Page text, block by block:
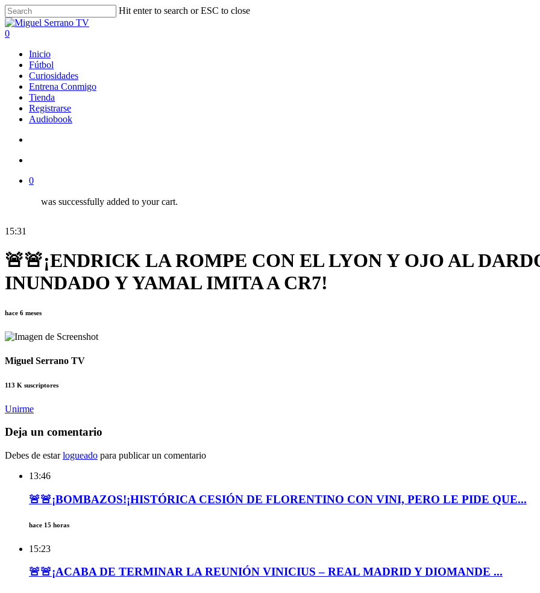
Skip
to
main
Hit enter to search or ESC to close
Close
Search
search
account
0
Inicio
Fútbol
Curiosidades
Entrena Conmigo
Tienda
Registrarse
Audiobook
0
was successfully added to your cart.
15:31
🚨🚨¡ENDRICK LA ROMPE CON EL LYON Y OJO AL
INUNDADO Y YAMAL IMITA A CR7!
hace 6 meses
Miguel Serrano TV
113 K suscriptores
Unirme
Deja un comentario
Debes de estarlogueado para publicar un comentario
13:46
🚨🚨¡BOMBAZOS!¡HISTÓRICA CESIÓN DE FLORENTINO CON VINI, PERO LE PIDE QUE...
hace 15 horas
15:23
🚨🚨¡ACABA DE TERMINAR LA REUNIÓN VINICIUS – REAL MADRID Y DIOMANDE ...